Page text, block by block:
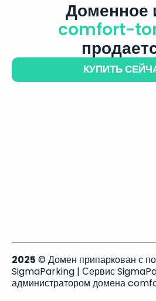
Доменное
comfort-
КУПИТЬ
2025 © Домен припаркован с
SigmaParking | Сервис
администратором домена